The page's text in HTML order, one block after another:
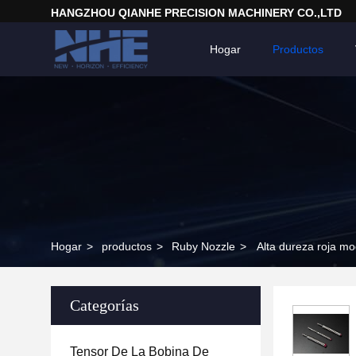
HANGZHOU QIANHE PRECISION MACHINERY CO.,LTD
Hogar Productos
Hogar > productos > Ruby Nozzle > Alta dureza roja
Categorías
Tensor De La Bobina De